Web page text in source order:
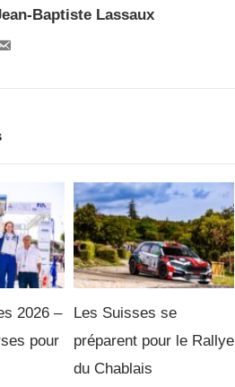
Baptiste Lassaux
2026 –
pour
Les Suisses se
préparent pour le Rallye
du Chablais